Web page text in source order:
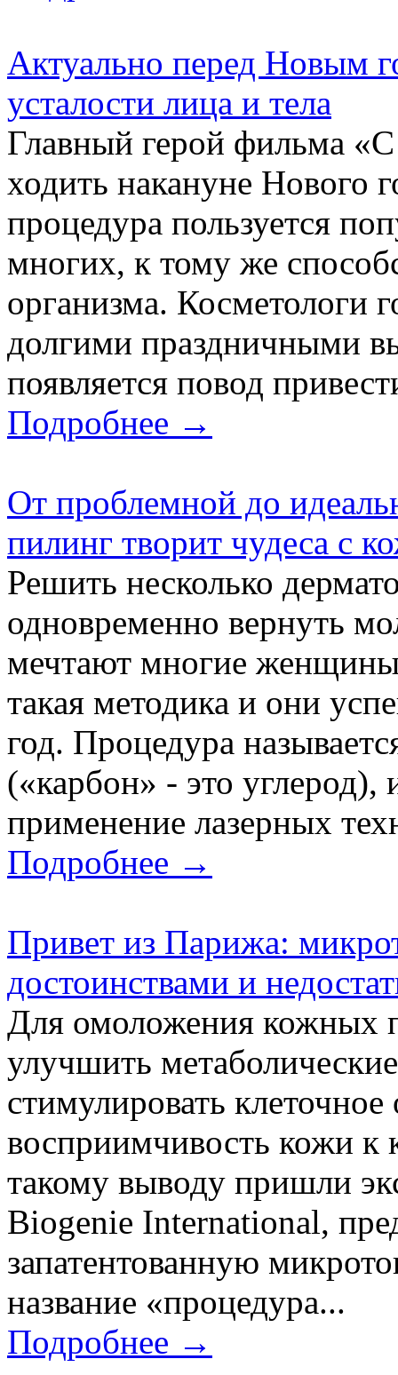
Актуально перед Новым
усталости лица и тела
Главный герой фильма
ходить накануне Нового
процедура пользуется
многих, к тому же
организма. Косметологи
долгими праздничными
появляется повод
Подробнее →
От проблемной до
пилинг творит чудеса с
Решить несколько
одновременно вернуть
мечтают многие
такая методика и они
год. Процедура
(«карбон» - это углерод),
применение лазерных
Подробнее →
Привет из Парижа:
достоинствами и
Для омоложения кожных
улучшить
стимулировать
восприимчивость кожи к
такому выводу пришли
Biogenie International,
запатентованную
название «процедура...
Подробнее →